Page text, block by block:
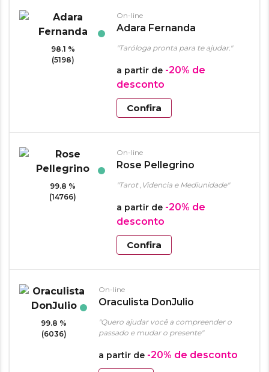
98.1 %
(5198)
On-line
Adara Fernanda
"Taróloga pronta para te ajudar."
a partir de -20% de
desconto
Confira
99.8 %
(14766)
On-line
Rose Pellegrino
"Tarot ,Videncia e Mediunidade"
a partir de -20% de
desconto
Confira
99.8 %
(6036)
On-line
Oraculista DonJulio
"Quero ajudar você a compreender o
passado e mudar o presente"
a partir de -20% de desconto